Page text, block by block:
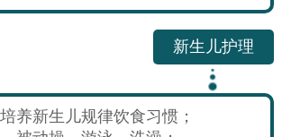
新生儿护理
养新生儿规律饮食习惯；